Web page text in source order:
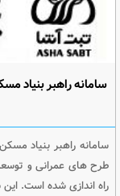
سامانه راهبر بنیاد
سامانه راهبر بنیاد
طرح های عمرانی و
راه اندازی شده است.